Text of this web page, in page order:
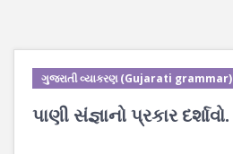
ગુજરાતી વ્યાકરણ (Gujarati grammar)
પાણી સંજ્ઞાનો પ્રકાર દર્શાવો.